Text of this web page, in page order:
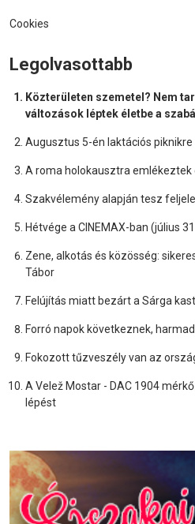
Cookies
Legolvasottabb
Közterületen szemetel? Nem
változások léptek életbe a
Augusztus 5-én laktációs
A roma holokausztra
Szakvélemény alapján tesz
Hétvége a CINEMAX-ban (július
Zene, alkotás és közösség:
Tábor
Felújítás miatt bezárt a Sárga
Forró napok következnek,
Fokozott tűzveszély van az
A Velež Mostar - DAC 1904
lépést